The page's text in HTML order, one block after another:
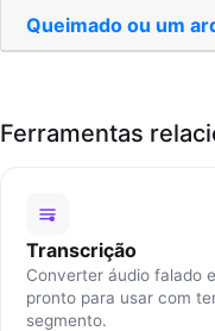
Queimado ou um
Ferramentas
Transcrição
Converter áudio falado
pronto para usar com
segmento.